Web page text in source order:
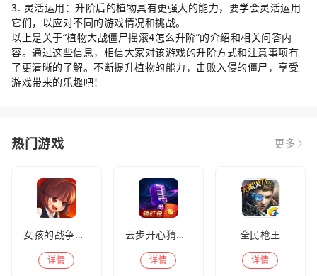
3. 灵活运用：升阶后的植物具有更强大的能力，要学会灵活运用
它们，以应对不同的游戏情况和挑战。
以上是关于“植物大战僵尸摇滚4怎么升阶”的介绍和相关问答内
容。通过这些信息，相信大家对该游戏的升阶方式和注意事项有
了更清晰的了解。不断提升植物的能力，击败入侵的僵尸，享受
游戏带来的乐趣吧！
热门游戏 更多
女孩的战争手机版(暂未上线)
详情
云步开心猜歌名
详情
全民枪王
详情